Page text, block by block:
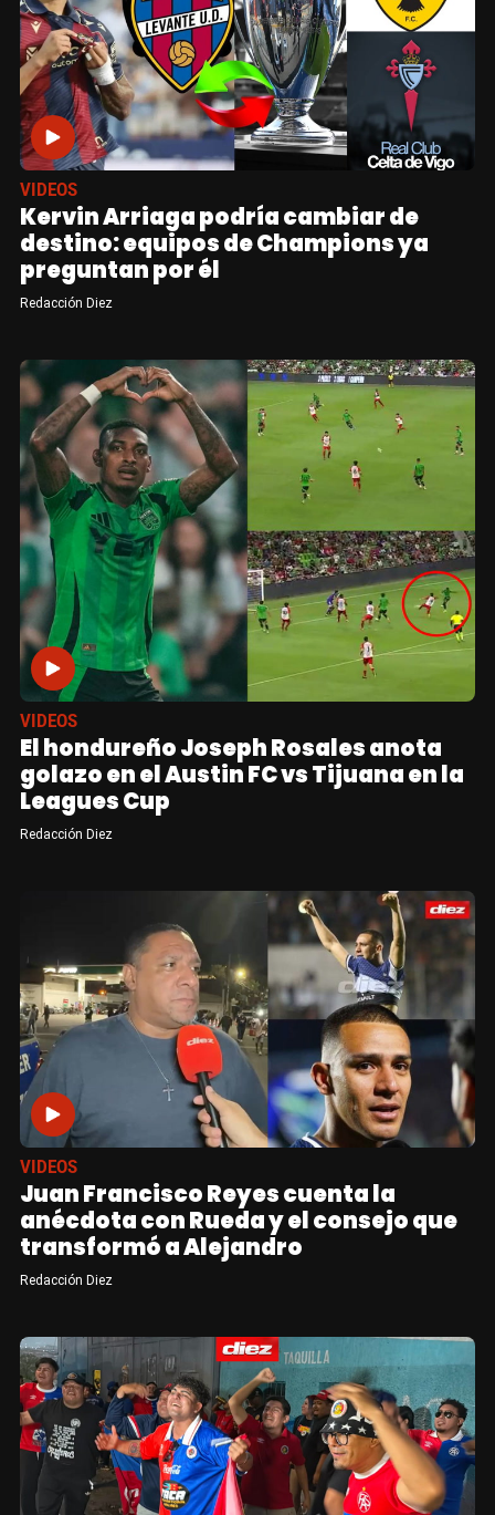
VIDEOS
Kervin Arriaga podría cambiar de
destino: equipos de Champions ya
preguntan por él
Redacción Diez
VIDEOS
El hondureño Joseph Rosales anota
golazo en el Austin FC vs Tijuana en la
Leagues Cup
Redacción Diez
VIDEOS
Juan Francisco Reyes cuenta la
anécdota con Rueda y el consejo que
transformó a Alejandro
Redacción Diez